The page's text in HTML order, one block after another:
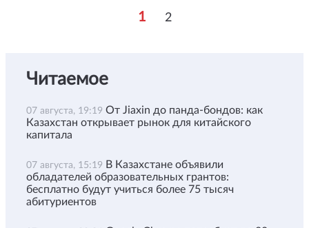
1 2
Читаемое
07 августа, 19:19 От Jiaxin до панда-бондов: как
Казахстан открывает рынок для китайского
капитала
07 августа, 15:19 В Казахстане объявили
обладателей образовательных грантов:
бесплатно будут учиться более 75 тысяч
абитуриентов